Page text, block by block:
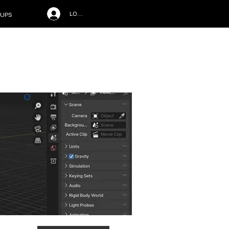
LOG IN